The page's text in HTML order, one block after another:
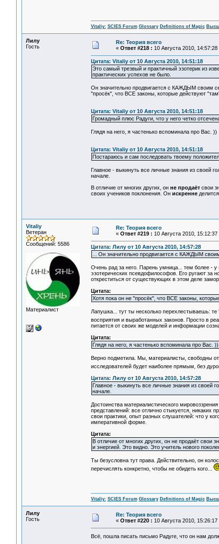
Vitaliy: SCIES Forum Glossary Definitions of Magic
Лилу
Гость
Re: Теория всего
« Ответ #218 : 10 Августа 2010, 14:57:28
Цитата: Vitaliy от 10 Августа 2010, 14:51:18
Это самый трезвый и практичный эзотерик из
практических успехов не было.
Он значительно продвигается с КАЖДЫМ своим
"просёк", что ВСЕ законы, которые действуют
Цитата: Vitaliy от 10 Августа 2010, 14:51:18
Громадный плюс Радуги, что у него четко
Глядя на него, я частенько вспоминала про Вас. ))
Цитата: Vitaliy от 10 Августа 2010, 14:51:18
Постараюсь и сам последовать твоему
Главное - выкинуть все личные знания из
начале.
В отличие от многих других, он не продаётсвои
своих учеников поклонения. Он искреннеделится
Vitaliy
Ветеран
Сообщений: 5586
Материалист
Re: Теория всего
« Ответ #219 : 10 Августа 2010, 15:12:37
Цитата: Лилу от 10 Августа 2010, 14:57:28
... Он значительно продвигается с КАЖДЫМ
Очень рад за него. Парень умница... тем более - у
эзотерических псевдофилософов. Его ругают за
откреститься от существующих в этом деле
Цитата:
Хотя пока он не "просёк", что ВСЕ законы,
Лапушка... тут ты несколько перехлестываешь:
восприятия и выработанных законов. Просто в
питается от своих же моделей и информации
Цитата:
Глядя на него, я частенько вспоминала про Вас. ))
Верно подметила. Мы, материалисты, свободны
исследователей будет наиболее прямым, без
Цитата: Лилу от 10 Августа 2010, 14:57:28
Главное - выкинуть все личные знания из
начале.
Достоинства материалистического
представлений: все отлично стыкуется, никаких
свои практики, опыт разных слушателей: что у
императивной форме.
Цитата:
В отличие от многих других, он не продаёт свои
и энергией. Это видно. Это учитель нового
Ты безусловна тут права. Действительно, он
перечислять конкретно, чтобы не обидеть кого...
Vitaliy: SCIES Forum Glossary Definitions of Magic
Лилу
Гость
Re: Теория всего
« Ответ #220 : 10 Августа 2010, 15:26:17
Всё, пошла писать письмо Радуге, что он нам